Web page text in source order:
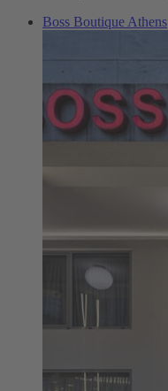
Boss Boutique Athens